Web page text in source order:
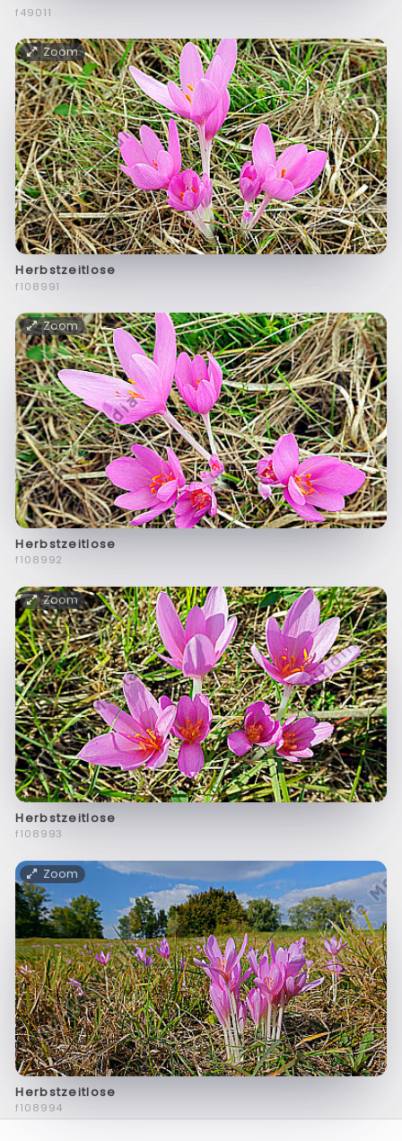
f49011
Zoom
Herbstzeitlose
f108991
Zoom
Herbstzeitlose
f108992
Zoom
Herbstzeitlose
f108993
Zoom
Herbstzeitlose
f108994